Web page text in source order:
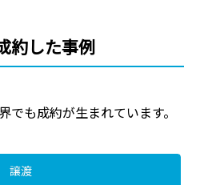
約した事例
でも成約が生まれています。
譲渡